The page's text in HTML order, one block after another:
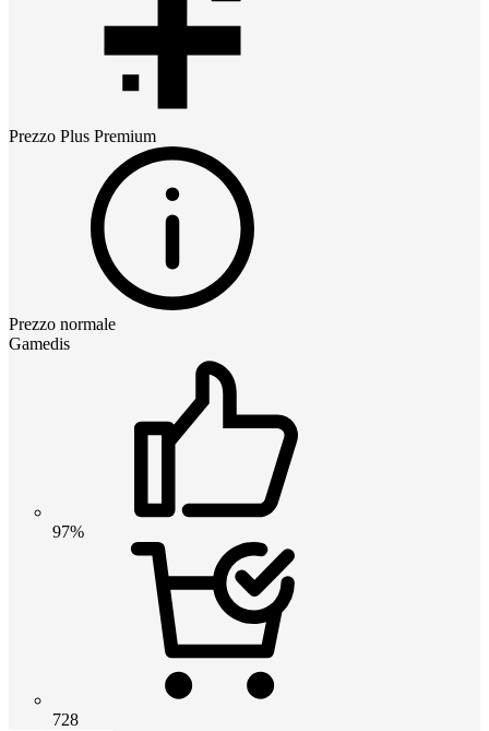
Prezzo Plus Premium
Prezzo normale
Gamedis
97%
728